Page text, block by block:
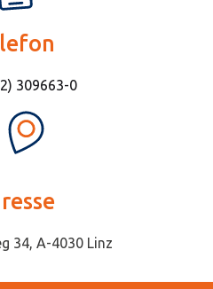
309663-0
34, A-4030 Linz